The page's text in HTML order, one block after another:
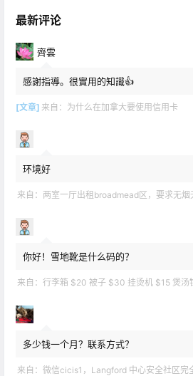
最新评论
齊雲
感謝指導。很實用的知識👍
[文章] 来自： 为什么在加拿大要使用信用卡
环境好
来自： 两室一厅出租broadmead区，要求无烟无宠无麻无party，
你好！雪地靴是什么码的？
来自： 行李箱 $20 被子 $30 挂烫机 $15 煲汤锅 $5 华夫饼机 $5 衣服
多少钱一个月？联系方式？
来自： 微信cicis1，Langford 中心安全社区完全独立平地出入一室一厅一